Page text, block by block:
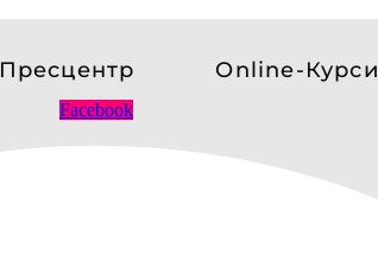
Пресцентр Online-Курси
Facebook